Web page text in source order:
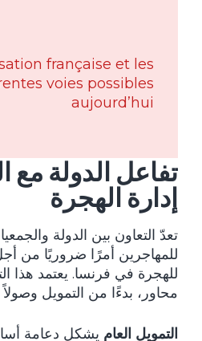
française et les
voies possibles
aujourd’hui
تفاعل الدولة
إدارة الهجرة
تعدّ التعاون بين الدولة
للمهاجرين أمرًا ضروريًا من
للهجرة في فرنسا. يعتمد هذا
محاور، بدءًا من التمويل
التمويل العام يشكل دعامة